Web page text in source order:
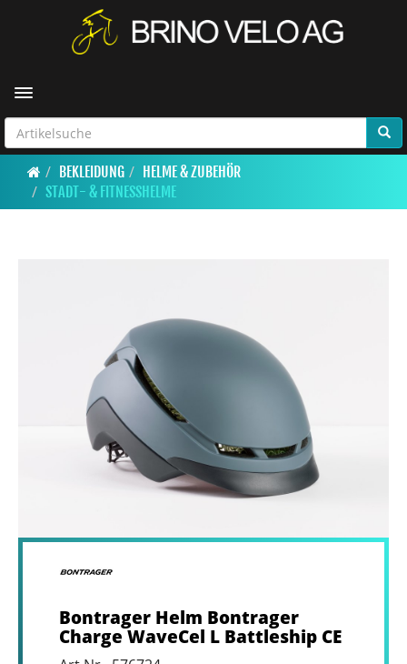
Toggle navigation
BEKLEIDUNG
HELME & ZUBEHÖR
STADT- & FITNESSHELME
Bontrager Helm Bontrager
Charge WaveCel L Battleship CE